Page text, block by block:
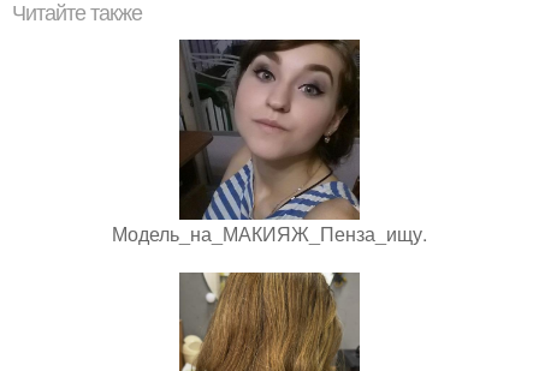
Читайте также
Модель_на_МАКИЯЖ_Пенза_ищу.